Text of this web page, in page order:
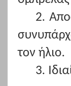
2.
τον ήλιο.
3.